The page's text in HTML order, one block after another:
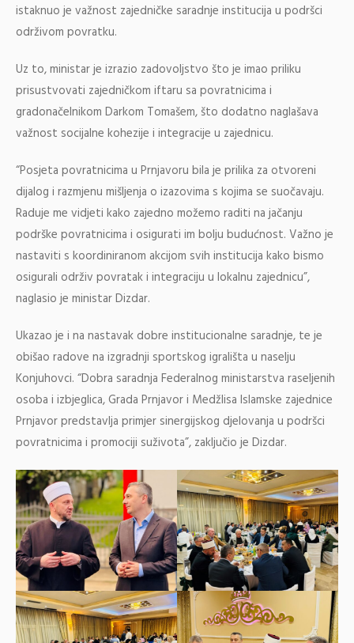
istaknuo je važnost zajedničke saradnje institucija u podršci
održivom povratku.
Uz to, ministar je izrazio zadovoljstvo što je imao priliku
prisustvovati zajedničkom iftaru sa povratnicima i
gradonačelnikom Darkom Tomašem, što dodatno naglašava
važnost socijalne kohezije i integracije u zajednicu.
“Posjeta povratnicima u Prnjavoru bila je prilika za otvoreni
dijalog i razmjenu mišljenja o izazovima s kojima se suočavaju.
Raduje me vidjeti kako zajedno možemo raditi na jačanju
podrške povratnicima i osigurati im bolju budućnost. Važno je
nastaviti s koordiniranom akcijom svih institucija kako bismo
osigurali održiv povratak i integraciju u lokalnu zajednicu”,
naglasio je ministar Dizdar.
Ukazao je i na nastavak dobre institucionalne saradnje, te je
obišao radove na izgradnji sportskog igrališta u naselju
Konjuhovci. “Dobra saradnja Federalnog ministarstva raseljenih
osoba i izbjeglica, Grada Prnjavor i Medžlisa Islamske zajednice
Prnjavor predstavlja primjer sinergijskog djelovanja u podršci
povratnicima i promociji suživota”, zaključio je Dizdar.